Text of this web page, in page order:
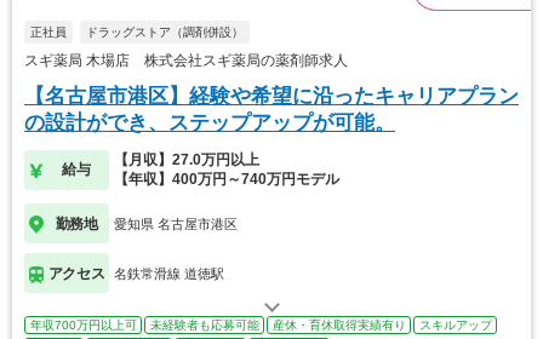
正社員 ドラッグストア（調剤併設）
スギ薬局 木場店 株式会社スギ薬局の薬剤師求人
【名古屋市港区】経験や希望に沿ったキャリアプラン
の設計ができ、ステップアップが可能。
給与
【月収】27.0万円以上
【年収】400万円～740万円モデル
勤務地 愛知県 名古屋市港区
アクセス 名鉄常滑線 道徳駅
年収700万円以上可 未経験者も応募可能 産休・育休取得実績有り
スキルアップ